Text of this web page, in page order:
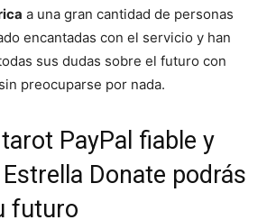
a una gran cantidad de personas
encantadas con el servicio y han
sus dudas sobre el futuro con
preocuparse por nada.
PayPal fiable y
Donate podrás
futuro